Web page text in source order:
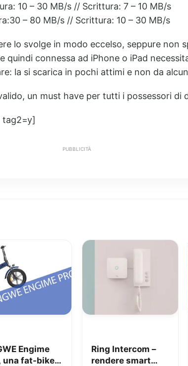
10 – 30 MB/s // Scrittura: 7 – 10 MB/s
– 80 MB/s // Scrittura: 10 – 30 MB/s
lo svolge in modo eccelso, seppure non
connessa ad iPhone o iPad
la si scarica in pochi attimi e non da
un must have per tutti i possessori di
tag2=y]
PUBBLICITÀ
Engime
una fat-bike
Ring Intercom –
rendere smart